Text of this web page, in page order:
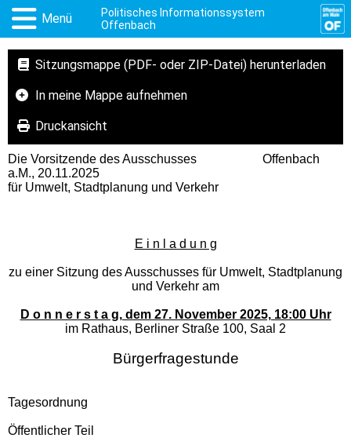
Menü
Politisches Informationssystem
Offenbach
Sitzungsmappe (PDF- oder ZIP-Datei) herunterladen
In meine Mappe aufnehmen
Druckansicht
Die Vorsitzende des Ausschusses Offenbach
a.M., 20.11.2025
für Umwelt, Stadtplanung und Verkehr
E i n l a d u n g
zu einer Sitzung des Ausschusses für Umwelt, Stadtplanung
und Verkehr am
D o n n e r s t a g, dem 27. November 2025, 18:00 Uhr
im Rathaus, Berliner Straße 100, Saal 2
Bürgerfragestunde
Tagesordnung
Öffentlicher Teil